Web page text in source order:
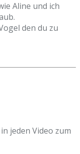
Aline und ich
den du zu
jeden Video zum